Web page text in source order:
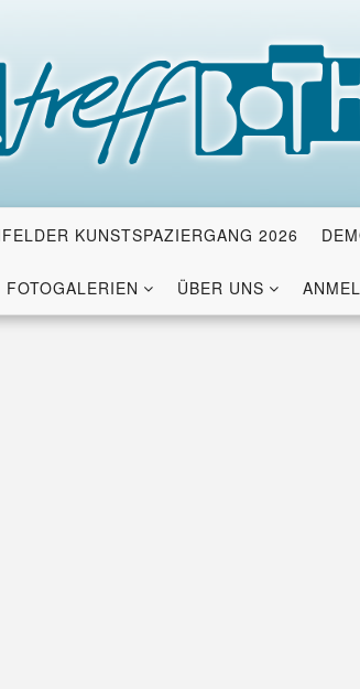
KUNSTSPAZIERGANG 2026
FOTOGALERIEN ÜBER UNS